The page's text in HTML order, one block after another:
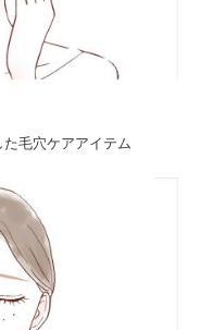
毛穴ケアアイテム